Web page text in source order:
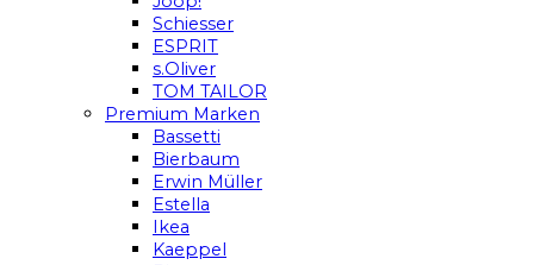
Schiesser
ESPRIT
s.Oliver
TOM TAILOR
Premium Marken
Bassetti
Bierbaum
Erwin Müller
Estella
Ikea
Kaeppel